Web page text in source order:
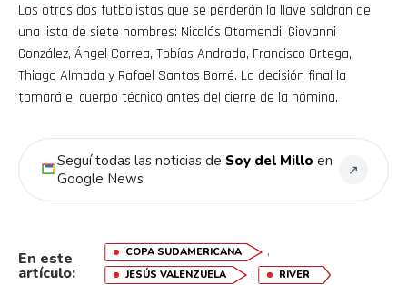
Los otros dos futbolistas que se perderán la llave saldrán de
una lista de siete nombres: Nicolás Otamendi, Giovanni
González, Ángel Correa, Tobías Andrada, Francisco Ortega,
Thiago Almada y Rafael Santos Borré. La decisión final la
tomará el cuerpo técnico antes del cierre de la nómina.
Seguí todas las noticias de Soy del Millo en
Google News
↗
En este
artículo:
COPA SUDAMERICANA ,
JESÚS VALENZUELA , RIVER